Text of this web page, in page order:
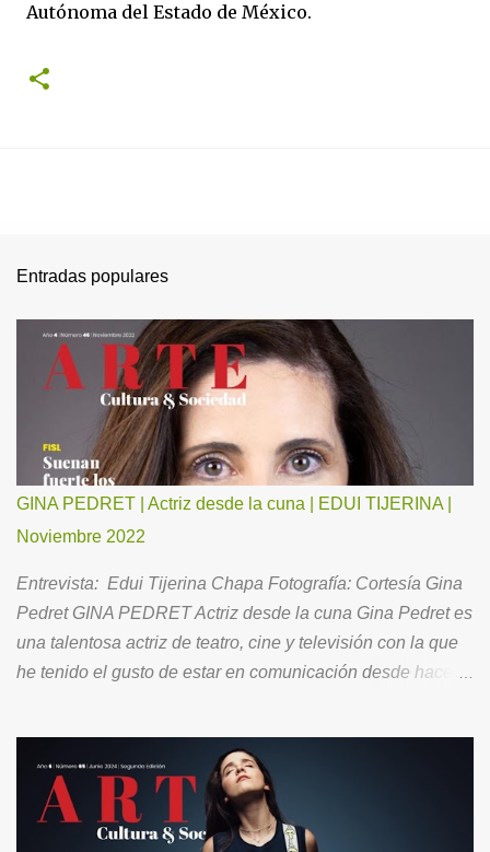
Autónoma del Estado de México.
Entradas populares
GINA PEDRET | Actriz desde la cuna | EDUI TIJERINA |
Noviembre 2022
Entrevista: Edui Tijerina Chapa Fotografía: Cortesía Gina
Pedret GINA PEDRET Actriz desde la cuna Gina Pedret es
una talentosa actriz de teatro, cine y televisión con la que
he tenido el gusto de estar en comunicación desde hace
acerca de su brillante trayectoria, así como de su vida
familiar y la óptica con la que se relaciona con el entorno.
Como es mi costumbre, le pedí “comenzar por el principio”.